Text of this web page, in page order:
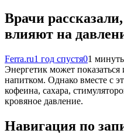
Врачи
влияют на
Ferra.ru1 год спустя01
Энергетик может
напитком. Однако вместе с
кофеина, сахара,
кровяное давление.
Навигация по